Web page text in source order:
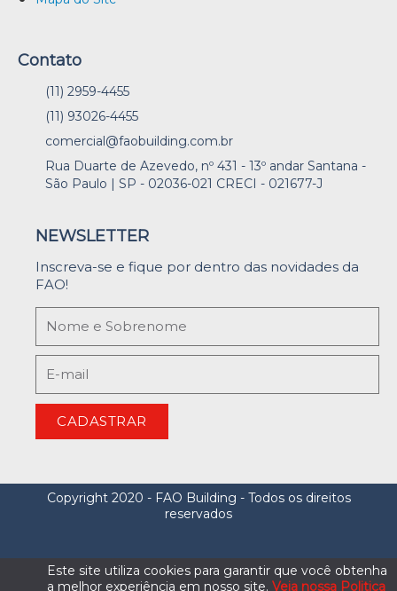
Contato
(11) 2959-4455
(11) 93026-4455
comercial@faobuilding.com.br
Rua Duarte de Azevedo, nº 431 - 13º andar Santana -
São Paulo | SP - 02036-021 CRECI - 021677-J
NEWSLETTER
Inscreva-se e fique por dentro das novidades da
FAO!
CADASTRAR
Copyright 2020 - FAO Building - Todos os direitos
reservados
Este site utiliza cookies para garantir que você obtenha
a melhor experiência em nosso site. Veja nossa Politica